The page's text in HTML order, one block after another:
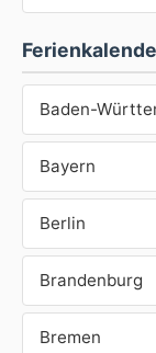
Baden-
Bayern
Berlin
Brandenburg
Bremen